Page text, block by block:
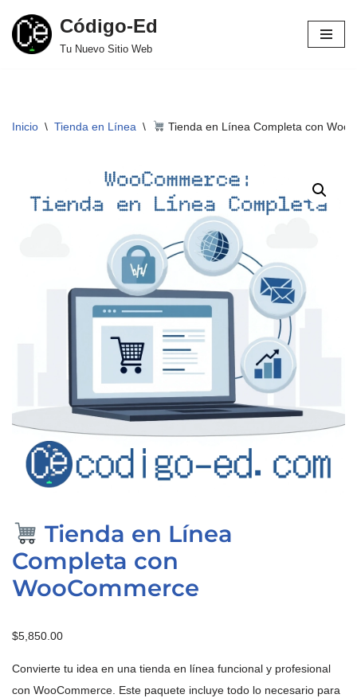
Saltar
Código-Ed
Tu Nuevo Sitio Web
Inicio \ Tienda en Línea \ Tienda en Línea Completa con
Tienda en Línea
Completa con
WooCommerce
$5,850.00
Convierte tu idea en una tienda en línea funcional y profesional
con WooCommerce. Este paquete incluye todo lo necesario para